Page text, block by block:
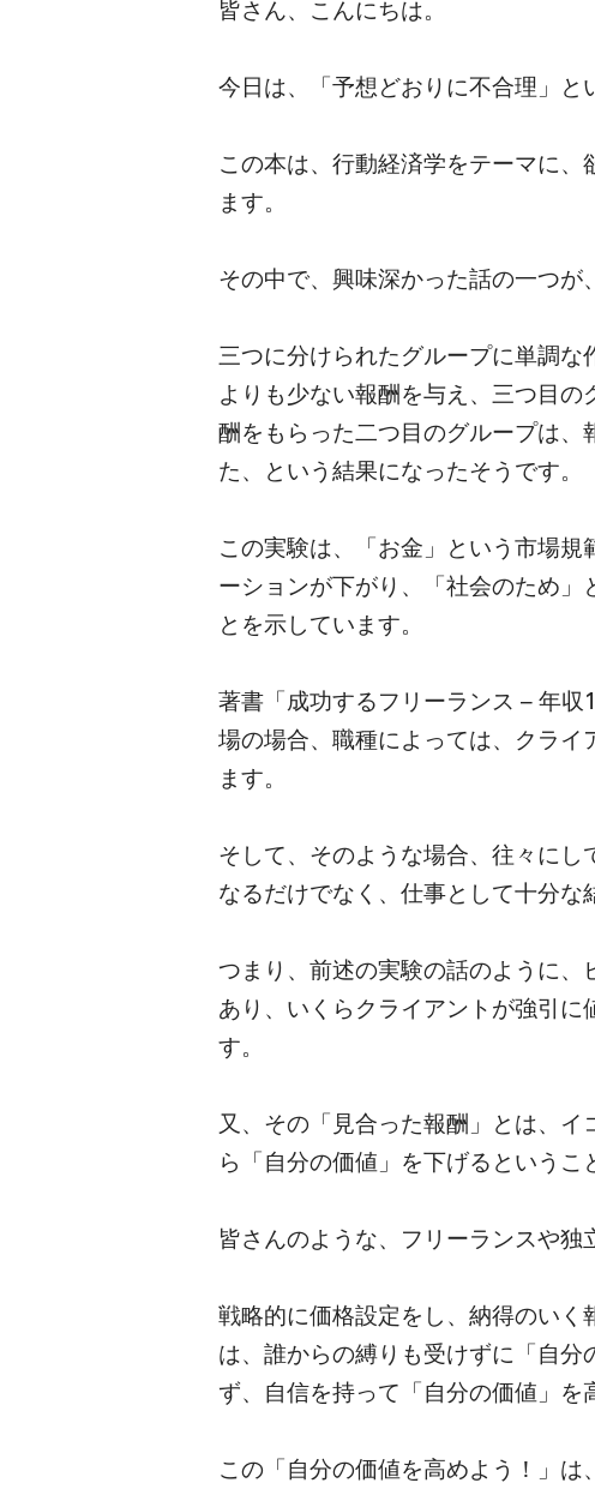
皆さん、こんにちは。
今日は、「予想どおりに不合理」と
この本は、行動経済学をテーマに
ます。
その中で、興味深かった話の一つが
三つに分けられたグループに単調
よりも少ない報酬を与え、三つ目
酬をもらった二つ目のグループは、
た、という結果になったそうです。
この実験は、「お金」という市場
ーションが下がり、「社会のため
とを示しています。
著書「成功するフリーランス – 年
場の場合、職種によっては、クライ
ます。
そして、そのような場合、往々に
なるだけでなく、仕事として十分な
つまり、前述の実験の話のように
あり、いくらクライアントが強引
す。
又、その「見合った報酬」とは、イ
ら「自分の価値」を下げるというこ
皆さんのような、フリーランスや独
戦略的に価格設定をし、納得のい
は、誰からの縛りも受けずに「自
ず、自信を持って「自分の価値」を
この「自分の価値を高めよう！」は